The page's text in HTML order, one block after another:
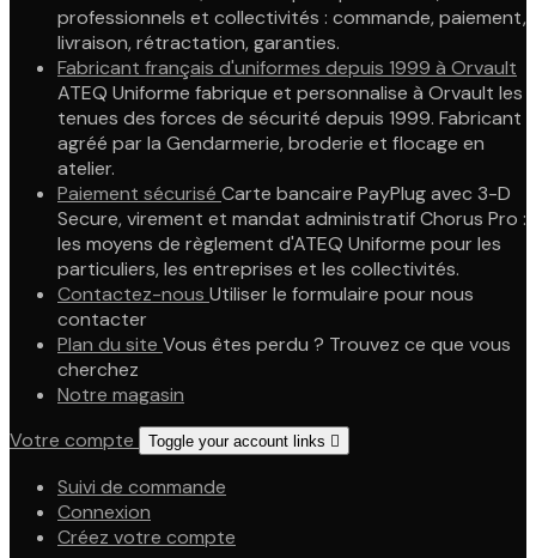
professionnels et collectivités : commande, paiement,
livraison, rétractation, garanties.
Fabricant français d'uniformes depuis 1999 à Orvault
ATEQ Uniforme fabrique et personnalise à Orvault les
tenues des forces de sécurité depuis 1999. Fabricant
agréé par la Gendarmerie, broderie et flocage en
atelier.
Paiement sécurisé Carte bancaire PayPlug avec 3-D
Secure, virement et mandat administratif Chorus Pro :
les moyens de règlement d'ATEQ Uniforme pour les
particuliers, les entreprises et les collectivités.
Contactez-nous Utiliser le formulaire pour nous
contacter
Plan du site Vous êtes perdu ? Trouvez ce que vous
cherchez
Notre magasin
Votre compte
Toggle your account links 
Suivi de commande
Connexion
Créez votre compte